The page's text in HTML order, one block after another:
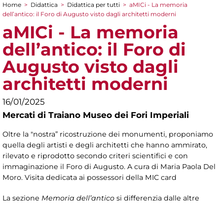
Tu sei qui
Home > Didattica > Didattica per tutti > aMICi - La memoria
dell’antico: il Foro di Augusto visto dagli architetti moderni
aMICi - La memoria
dell’antico: il Foro di
Augusto visto dagli
architetti moderni
16/01/2025
Mercati di Traiano Museo dei Fori Imperiali
Oltre la "nostra” ricostruzione dei monumenti, proponiamo
quella degli artisti e degli architetti che hanno ammirato,
rilevato e riprodotto secondo criteri scientifici e con
immaginazione il Foro di Augusto. A cura di Maria Paola Del
Moro. Visita dedicata ai possessori della MIC card
La sezione Memoria dell’antico si differenzia dalle altre